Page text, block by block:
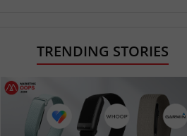
TRENDING STORIES